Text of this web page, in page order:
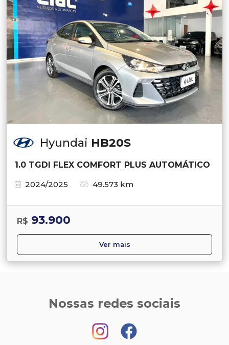
Hyundai HB20S
1.0 TGDI FLEX COMFORT PLUS AUTOMÁTICO
2024/2025
49.573 km
R$ 93.900
Ver mais
Nossas redes sociais